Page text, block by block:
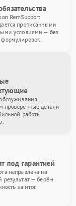
RemSupport
прописанными
условиями — без
проверенные детали
работы
под гарантией
направлена на
результат — берём
за итог.